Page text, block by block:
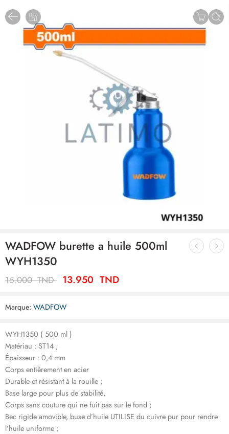
WADFOW burette a huile 500ml
WYH1350
15.000TND 13.950 TND
Marque: WADFOW
WYH1350 ( 500 ml )
Matériau : ST14 ;
Épaisseur : 0,4 mm
Corps entièrement en acier
Durable et résistant à la rouille ;
Base large pour plus de stabilité,
Corps sans couture qui ne fuit pas sur le fond ;
Bec rigide amovible, buse d’huile UTILISE du cuivre pur pour rendre
l’huile uniforme ;